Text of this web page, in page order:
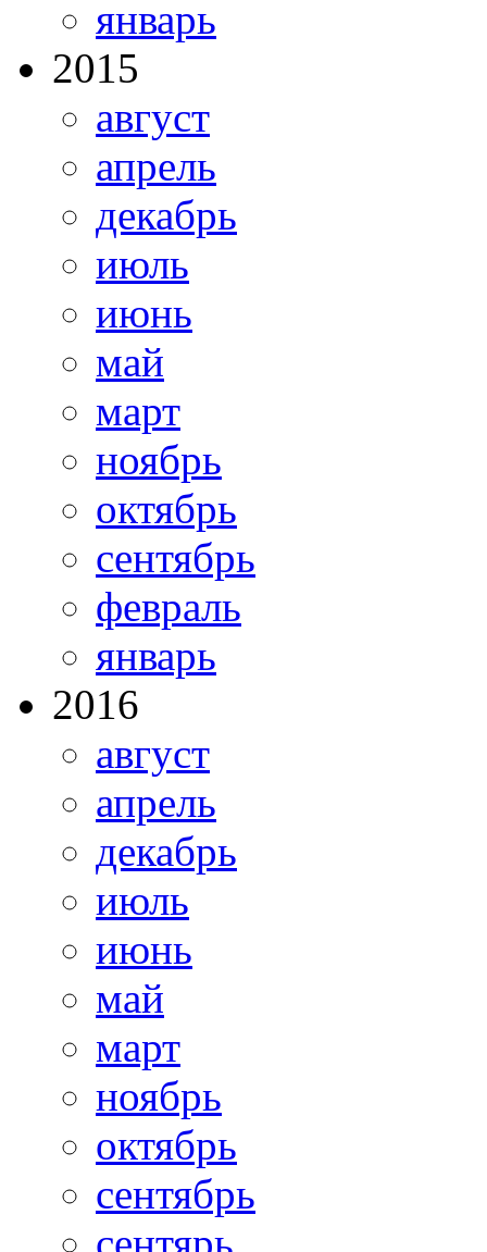
январь
2015
август
апрель
декабрь
июль
июнь
май
март
ноябрь
октябрь
сентябрь
февраль
январь
2016
август
апрель
декабрь
июль
июнь
май
март
ноябрь
октябрь
сентябрь